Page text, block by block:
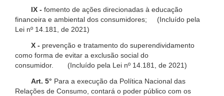
IX - fomento de ações direcionadas à educação
financeira e ambiental dos consumidores; (Incluído pela
Lei nº 14.181, de 2021)
X - prevenção e tratamento do superendividamento
como forma de evitar a exclusão social do
consumidor. (Incluído pela Lei nº 14.181, de 2021)
Art. 5° Para a execução da Política Nacional das
Relações de Consumo, contará o poder público com os